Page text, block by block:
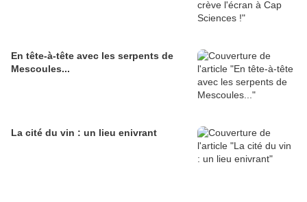
En tête-à-tête avec les serpents de
Mescoules...
La cité du vin : un lieu enivrant